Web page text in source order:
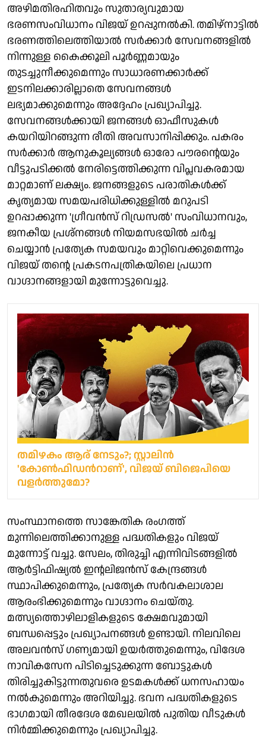
അഴിമതിരഹിതവും സുതാര്യവുമായ
ഭരണസംവിധാനം വിജയ് ഉറപ്പുനൽകി. തമിഴ്‌നാട്ടിൽ
ഭരണത്തിലെത്തിയാൽ സർക്കാർ സേവനങ്ങളിൽ
നിന്നുള്ള കൈക്കൂലി പൂർണ്ണമായും
തുടച്ചുനീക്കുമെന്നും സാധാരണക്കാർക്ക്
ഇടനിലക്കാരില്ലാതെ സേവനങ്ങൾ
ലഭ്യമാക്കുമെന്നും അദ്ദേഹം പ്രഖ്യാപിച്ചു.
സേവനങ്ങൾക്കായി ജനങ്ങൾ ഓഫീസുകൾ
കയറിയിറങ്ങുന്ന രീതി അവസാനിപ്പിക്കും. പകരം
സർക്കാർ ആനുകൂല്യങ്ങൾ ഓരോ പൗരന്റെയും
വീട്ടുപടിക്കൽ നേരിട്ടെത്തിക്കുന്ന വിപ്ലവകരമായ
മാറ്റമാണ് ലക്ഷ്യം. ജനങ്ങളുടെ പരാതികൾക്ക്
കൃത്യമായ സമയപരിധിക്കുള്ളിൽ മറുപടി
ഉറപ്പാക്കുന്ന 'ഗ്രീവൻസ് റിഡ്രസൽ' സംവിധാനവും,
ജനകീയ പ്രശ്നങ്ങൾ നിയമസഭയിൽ ചർച്ച
ചെയ്യാൻ പ്രത്യേക സമയവും മാറ്റിവെക്കുമെന്നും
വിജയ് തന്റെ പ്രകടനപത്രികയിലെ പ്രധാന
വാഗ്ദാനങ്ങളായി മുന്നോട്ടുവെച്ചു.
തമിഴകം ആര് നേടും?; സ്റ്റാലിന്‍
'കോണ്‍ഫിഡന്‍റാണ്', വിജയ് ബിജെപിയെ
വളര്‍ത്തുമോ?
സംസ്ഥാനത്തെ സാങ്കേതിക രംഗത്ത്
മുന്നിലെത്തിക്കാനുള്ള പദ്ധതികളും വിജയ്
മുന്നോട്ട് വച്ചു. സേലം, തിരുച്ചി എന്നിവിടങ്ങളിൽ
ആർട്ടിഫിഷ്യൽ ഇന്റലിജൻസ് കേന്ദ്രങ്ങൾ
സ്ഥാപിക്കുമെന്നും, പ്രത്യേക സർവകലാശാല
ആരംഭിക്കുമെന്നും വാഗ്ദാനം ചെയ്തു.
മത്സ്യത്തൊഴിലാളികളുടെ ക്ഷേമവുമായി
ബന്ധപ്പെട്ടും പ്രഖ്യാപനങ്ങൾ ഉണ്ടായി. നിലവിലെ
അലവൻസ് ഗണ്യമായി ഉയർത്തുമെന്നും, വിദേശ
നാവികസേന പിടിച്ചെടുക്കുന്ന ബോട്ടുകൾ
തിരിച്ചുകിട്ടുന്നതുവരെ ഉടമകൾക്ക് ധനസഹായം
നൽകുമെന്നും അറിയിച്ചു. ഭവന പദ്ധതികളുടെ
ഭാഗമായി തീരദേശ മേഖലയിൽ പുതിയ വീടുകൾ
നിർമ്മിക്കുമെന്നും പ്രഖ്യാപിച്ചു.